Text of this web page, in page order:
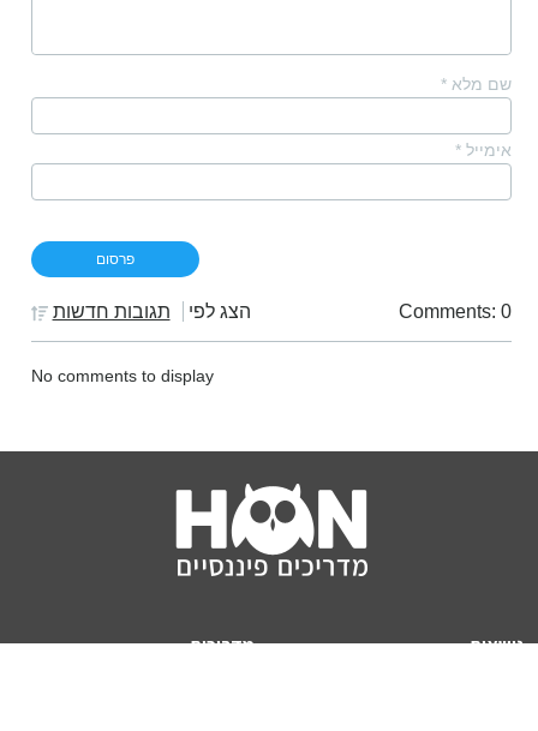
שם מלא *
אימייל *
Comments: 0 הצג לפי תגובות חדשות
No comments to display
נושאים
מדריכים